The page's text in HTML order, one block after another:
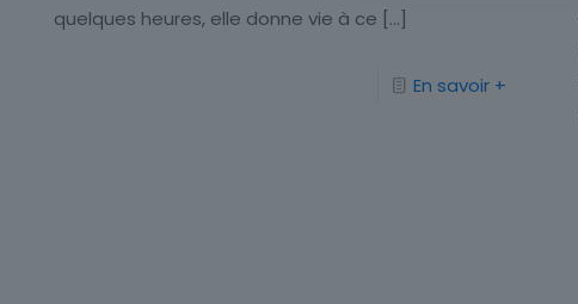
quelques heures, elle donne vie à ce […]
En savoir +